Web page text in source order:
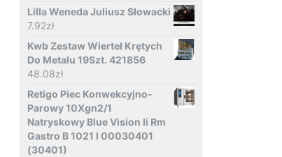
Lilla Weneda Juliusz Słowacki
7.92zł
Kwb Zestaw Wierteł Krętych
Do Metalu 19Szt. 421856
48.08zł
Retigo Piec Konwekcyjno-
Parowy 10Xgn2/1
Natryskowy Blue Vision Ii Rm
Gastro B 1021 I 00030401
(30401)